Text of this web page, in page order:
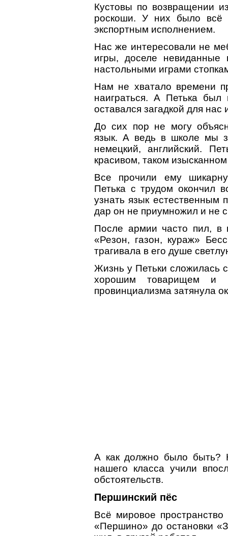
Кустовы по возвращении
роскоши. У них было всё
экспортным исполнением.
Нас же интересовали не
игры, доселе
настольными играми
Нам не хватало времени
наиграться. А Петька
оставался загадкой для нас
До сих пор не могу
язык. А ведь в школе мы
немецкий, английский.
красивом, таком
Все прочили ему
Петька с трудом окончил
узнать язык естественным
дар он не приумножил и не
После армии часто пил, в
«Резон, газон, кураж»
трагивала в его душе
Жизнь у Петьки сложилась
хорошим товарищем и
провинциализма затянула
А как должно было быть?
нашего класса учили
обстоятельств.
Першинский пёс
Всё мировое
«Першино» до остановки